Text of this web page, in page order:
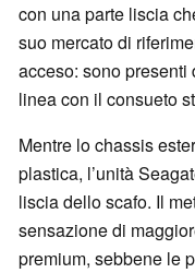
con una parte liscia
suo mercato di
acceso: sono presenti
linea con il consueto
Mentre lo chassis
plastica, l’unità
liscia dello scafo. Il
sensazione di
premium, sebbene le